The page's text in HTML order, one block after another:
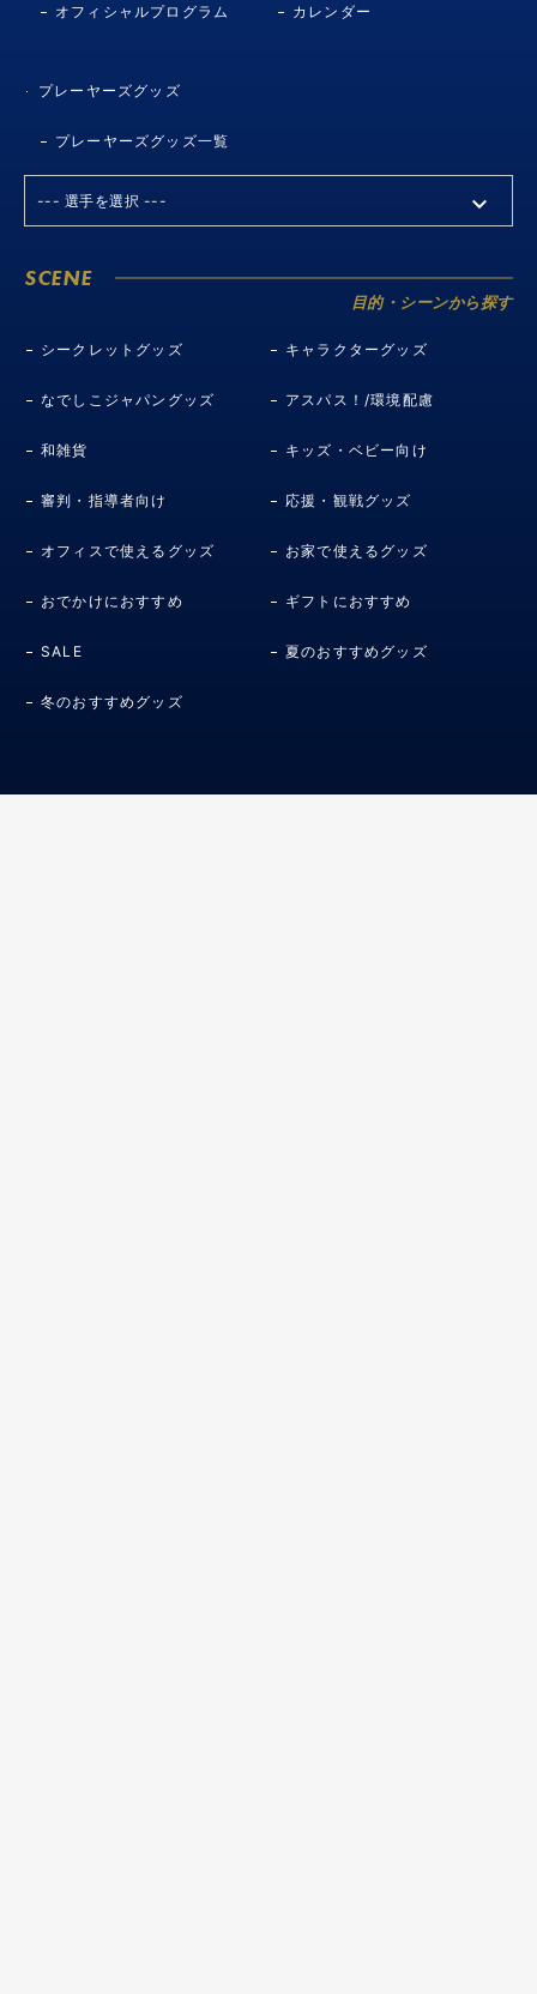
オフィシャルプログラム カレンダー
プレーヤーズグッズ
プレーヤーズグッズ一覧
SCENE
目的・シーンから探す
シークレットグッズ キャラクターグッズ
なでしこジャパングッズ アスパス！/環境配慮
和雑貨 キッズ・ベビー向け
審判・指導者向け 応援・観戦グッズ
オフィスで使えるグッズ お家で使えるグッズ
おでかけにおすすめ ギフトにおすすめ
SALE 夏のおすすめグッズ
冬のおすすめグッズ